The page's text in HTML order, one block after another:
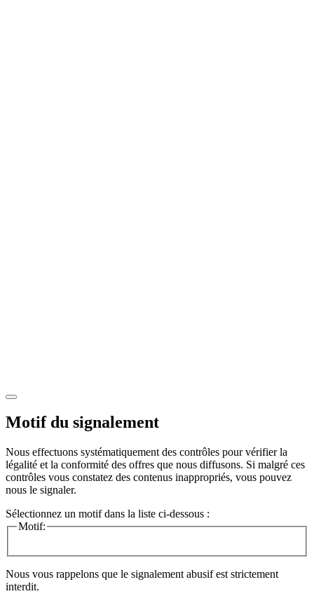
Motif du signalement
Nous effectuons systématiquement des contrôles pour vérifier la
légalité et la conformité des offres que nous diffusons. Si malgré ces
contrôles vous constatez des contenus inappropriés, vous pouvez
nous le signaler.
Sélectionnez un motif dans la liste ci-dessous :
Motif:
Nous vous rappelons que le signalement abusif est strictement
interdit.